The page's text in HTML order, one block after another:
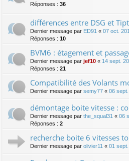
Réponses : 36
différences entre DSG et
Dernier message par ED91 « 07 oct.
Réponses : 10
BVM6 : étagement et
Dernier message par jef10 « 14 sept.
Réponses : 21
Compatibilité des Volants
Dernier message par semy77 « 06
démontage boite vitesse :
Dernier message par the_squal31 « 06
Réponses : 2
recherche boite 6 vitesses
Dernier message par olivier11 « 01